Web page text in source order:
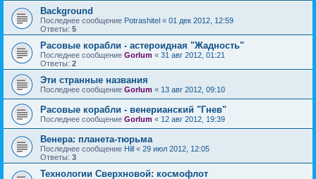
Background
Последнее сообщение Potrashitel « 01 дек 2012, 12:59
Ответы: 5
Расовые корабли - астероидная "Жадность"
Последнее сообщение Gorlum « 31 авг 2012, 01:21
Ответы: 2
Эти странные названия
Последнее сообщение Gorlum « 13 авг 2012, 09:10
Расовые корабли - венерианский "Гнев"
Последнее сообщение Gorlum « 12 авг 2012, 19:39
Венера: планета-тюрьма
Последнее сообщение Hill « 29 июл 2012, 12:05
Ответы: 3
Технологии Сверхновой: космофлот